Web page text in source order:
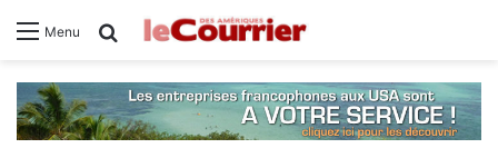
Menu Rechercher